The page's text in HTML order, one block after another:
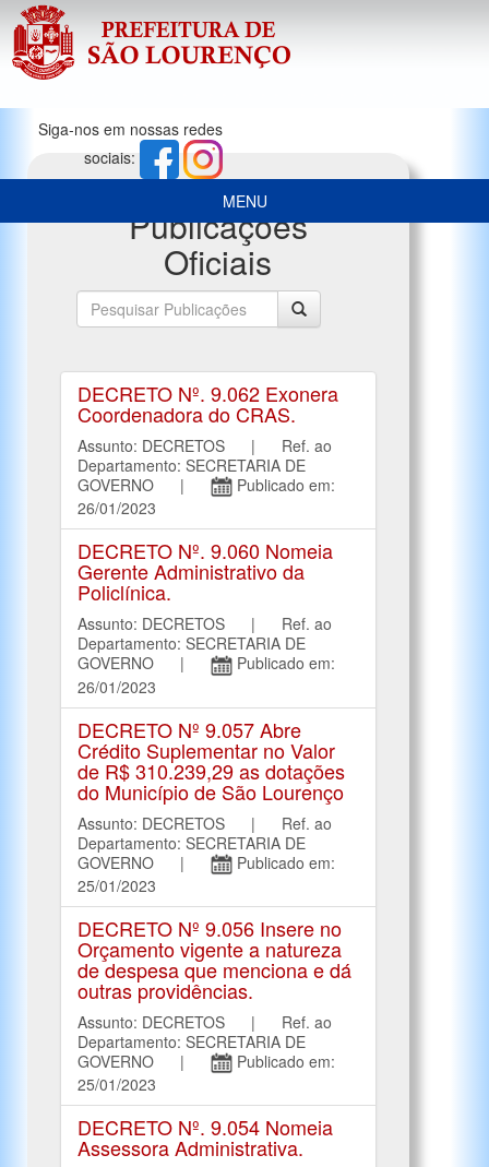
Siga-nos em nossas redes
sociais:
MENU
Publicações
Oficiais
DECRETO Nº. 9.062 Exonera
Coordenadora do CRAS.
Assunto: DECRETOS | Ref. ao
Departamento: SECRETARIA DE
GOVERNO |
Publicado em:
26/01/2023
DECRETO Nº. 9.060 Nomeia
Gerente Administrativo da
Policlínica.
Assunto: DECRETOS | Ref. ao
Departamento: SECRETARIA DE
GOVERNO |
Publicado em:
26/01/2023
DECRETO Nº 9.057 Abre
Crédito Suplementar no Valor
de R$ 310.239,29 as dotações
do Município de São Lourenço
Assunto: DECRETOS | Ref. ao
Departamento: SECRETARIA DE
GOVERNO |
Publicado em:
25/01/2023
DECRETO Nº 9.056 Insere no
Orçamento vigente a natureza
de despesa que menciona e dá
outras providências.
Assunto: DECRETOS | Ref. ao
Departamento: SECRETARIA DE
GOVERNO |
Publicado em:
25/01/2023
DECRETO Nº. 9.054 Nomeia
Assessora Administrativa.